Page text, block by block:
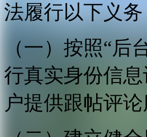
法履行以下义务
（一）按照“
行真实身份信
户提供跟帖评论